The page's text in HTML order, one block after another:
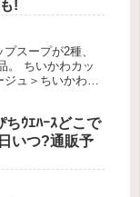
!
スープが2種、
。 ちいかわカッ
ュ＞ちいかわカ
ちｳｴﾊｰｽどこで
いつ?通販予